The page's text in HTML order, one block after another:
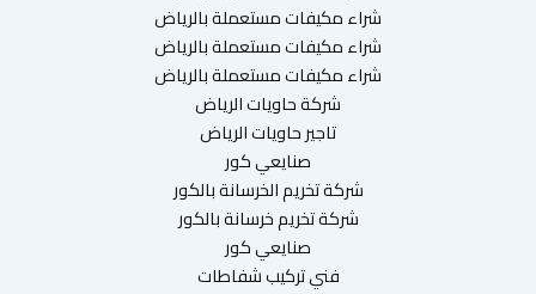
شراء مكيفات مستعملة بالرياض
شراء مكيفات مستعملة بالرياض
شراء مكيفات مستعملة بالرياض
شركة حاويات الرياض
تاجير حاويات الرياض
صنايعي كور
شركة تخريم الخرسانة بالكور
شركة تخريم خرسانة بالكور
صنايعي كور
فني تركيب شفاطات